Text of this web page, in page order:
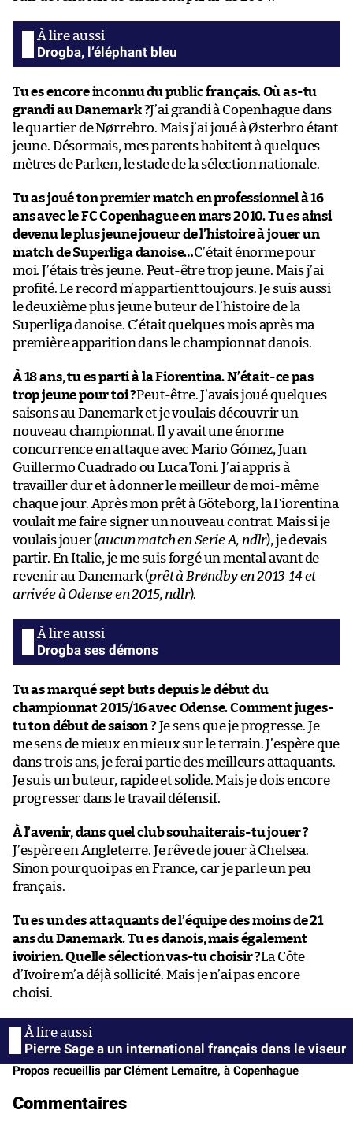
Drogba, l’éléphant bleu
Tu es encore inconnu du public français. Où as-tu
grandi au Danemark ?J’ai grandi à Copenhague dans
le quartier de Nørrebro. Mais j’ai joué à Østerbro étant
jeune. Désormais, mes parents habitent à quelques
mètres de Parken, le stade de la sélection nationale.
Tu as joué ton premier match en professionnel à 16
ans avec le FC Copenhague en mars 2010. Tu es ainsi
devenu le plus jeune joueur de l’histoire à jouer un
match de Superliga danoise…C’était énorme pour
moi. J’étais très jeune. Peut-être trop jeune. Mais j’ai
profité. Le record m’appartient toujours. Je suis aussi
le deuxième plus jeune buteur de l’histoire de la
Superliga danoise. C’était quelques mois après ma
première apparition dans le championnat danois.
À 18 ans, tu es parti à la Fiorentina. N’était-ce pas
trop jeune pour toi ?Peut-être. J’avais joué quelques
saisons au Danemark et je voulais découvrir un
nouveau championnat. Il y avait une énorme
concurrence en attaque avec Mario Gómez, Juan
Guillermo Cuadrado ou Luca Toni. J’ai appris à
travailler dur et à donner le meilleur de moi-même
chaque jour. Après mon prêt à Göteborg, la Fiorentina
voulait me faire signer un nouveau contrat. Mais si je
voulais jouer (aucun match en Serie A, ndlr), je devais
partir. En Italie, je me suis forgé un mental avant de
revenir au Danemark (prêt à Brøndby en 2013-14 et
arrivée à Odense en 2015, ndlr).
Drogba ses démons
Tu as marqué sept buts depuis le début du
championnat 2015/16 avec Odense. Comment juges-
tu ton début de saison ? Je sens que je progresse. Je
me sens de mieux en mieux sur le terrain. J’espère que
dans trois ans, je ferai partie des meilleurs attaquants.
Je suis un buteur, rapide et solide. Mais je dois encore
progresser dans le travail défensif.
À l’avenir, dans quel club souhaiterais-tu jouer ?
J’espère en Angleterre. Je rêve de jouer à Chelsea.
Sinon pourquoi pas en France, car je parle un peu
français.
Tu es un des attaquants de l’équipe des moins de 21
ans du Danemark. Tu es danois, mais également
ivoirien. Quelle sélection vas-tu choisir ?La Côte
d’Ivoire m’a déjà sollicité. Mais je n’ai pas encore
choisi.
Pierre Sage a un international français dans le viseur
Propos recueillis par Clément Lemaître, à Copenhague
Commentaires